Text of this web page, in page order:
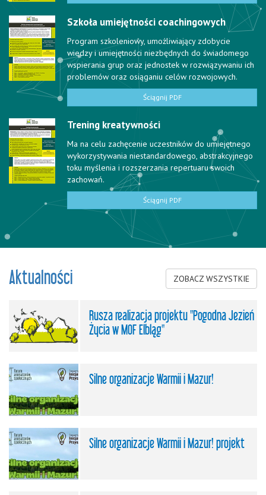
Szkoła umiejętności coachingowych
Program szkoleniowy, umożliwiający zdobycie
wiedzy i umiejętności niezbędnych do świadomego
wspierania grup oraz jednostek w rozwiązywaniu ich
problemów oraz osiąganiu celów rozwojowych.
Ściągnij PDF
Trening kreatywności
Ma na celu zachęcenie uczestników do umiejętnego
wykorzystywania niestandardowego, abstrakcyjnego
toku myślenia i rozszerzania repertuaru swoich
zachowań.
Ściągnij PDF
ZOBACZ WSZYSTKIE
Aktualności
Rusza realizacja projektu "Pogodna Jezień
Życia w MOF Elbląg"
Silne organizacje Warmii i Mazur!
Silne organizacje Warmii i Mazur! projekt